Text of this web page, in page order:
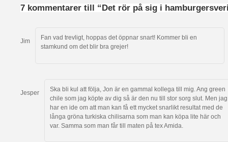
7 kommentarer till “Det rör på sig i
Jim
Fan vad trevligt, hoppas det öppnar snart! Kommer bli en
stamkund om det blir bra grejer!
Jesper
Ska bli kul att följa, Jon är en gammal kollega till mig. Ang green
chile som jag köpte av dig så är den nu till stor sorg slut. Men jag
har en ide om att man kan få ett mycket snarlikt resultat med de
långa gröna turkiska chilisarna som man kan köpa lite här och
var. Samma som man får till maten på tex Amida.